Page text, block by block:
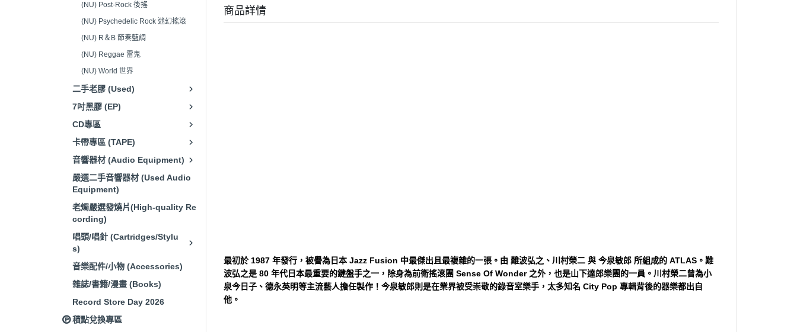
(NU) Post-Rock 後搖
(NU) Psychedelic Rock 迷幻搖滾
(NU) R＆B 節奏藍調
(NU) Reggae 雷鬼
(NU) World 世界
二手老膠 (Used)
7吋黑膠 (EP)
CD專區
卡帶專區 (TAPE)
音響器材 (Audio Equipment)
嚴選二手音響器材 (Used Audio
Equipment)
老燭嚴選發燒片(High-quality Re
cording)
唱頭/唱針 (Cartridges/Stylu
s)
音樂配件/小物 (Accessories)
雜誌/書籍/漫畫 (Books)
Record Store Day 2026
積點兌換專區
商品詳情
最初於 1987 年發行，被譽為日本 Jazz Fusion 中最傑出且最複雜的一張。由 難波弘之、川村榮二 與 今泉敏郎 所組成的 ATLAS。難
波弘之是 80 年代日本最重要的鍵盤手之一，除身為前衛搖滾團 Sense Of Wonder 之外，也是山下達郎樂團的一員。川村榮二曾為小
泉今日子、德永英明等主流藝人擔任製作！今泉敏郎則是在業界被受崇敬的錄音室樂手，太多知名 City Pop 專輯背後的器樂都出自
他。